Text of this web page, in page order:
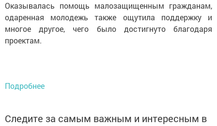
Оказывалась помощь малозащищенным гражданам,
одаренная молодежь также ощутила поддержку и
многое другое, чего было достигнуто благодаря
проектам.
Подробнее
Следите за самым важным и интересным в